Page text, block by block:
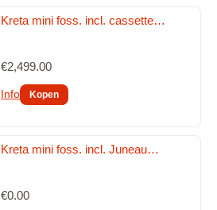
Kreta mini foss. incl. cassette…
€2,499.00
Info
Kreta mini foss. incl. Juneau…
€0.00